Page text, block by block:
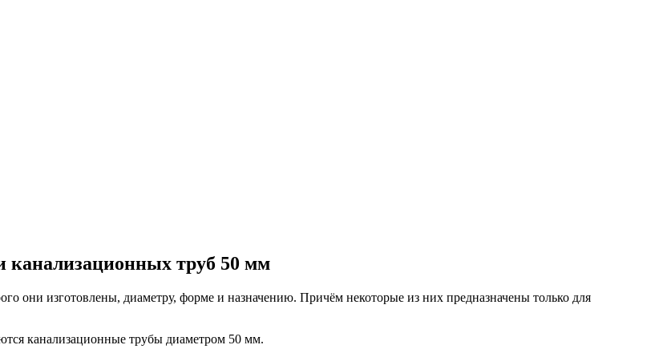
канализационных труб 50 мм
они изготовлены, диаметру, форме и назначению. Причём некоторые из них предназначены только для
канализационные трубы диаметром 50 мм.